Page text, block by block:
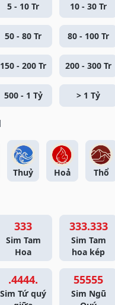
5 - 10 Tr 10 - 30 Tr
50 - 80 Tr 80 - 100 Tr
150 - 200 Tr 200 - 300 Tr
500 - 1 Tỷ > 1 Tỷ
Thuỷ Hoả Thổ
333
Sim Tam
Hoa
333.333
Sim Tam
hoa kép
.4444.
Sim Tứ quý
55555
Sim Ngũ